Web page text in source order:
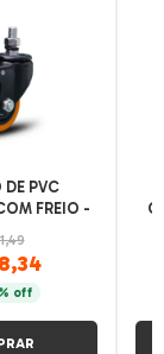
DE PVC
FREIO -
ESPIGA
off